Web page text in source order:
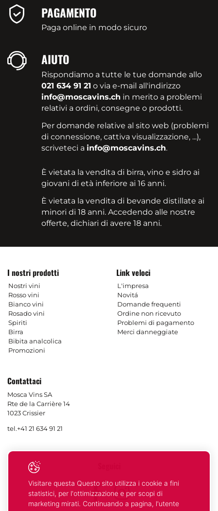
PAGAMENTO
Paga online in modo sicuro
AIUTO
Rispondiamo a tutte le tue domande allo
021 634 91 21 o via e-mail all'indirizzo
info@moscavins.ch in merito a problemi
relativi a ordini, consegne o prodotti.
Per domande relative al sito web (problemi
di connessione, cattiva visualizzazione, ...),
scriveteci a info@moscavins.ch.
È vietata la vendita di birra, vino e sidro ai
giovani di età inferiore ai 16 anni.
È vietata la vendita di bevande distillate ai
minori di 18 anni. Accedendo alle nostre
offerte, dichiari di avere 18 anni.
I nostri prodotti
Nostri vini
Rosso vini
Bianco vini
Rosado vini
Spiriti
Birra
Bibita analcolica
Promozioni
Link veloci
L'impresa
Novitá
Domande frequenti
Ordine non ricevuto
Problemi di pagamento
Merci danneggiate
Contattaci
Mosca Vins SA
Rte de la Carrière 14
1023 Crissier
tel.+41 21 634 91 21
Facebook
Instagram
Visitare questa Questo sito utilizza i cookie a fini
statistici, per l'ottimizzazione e per scopi di
marketing mirati. Continuando a pagina, l'utente